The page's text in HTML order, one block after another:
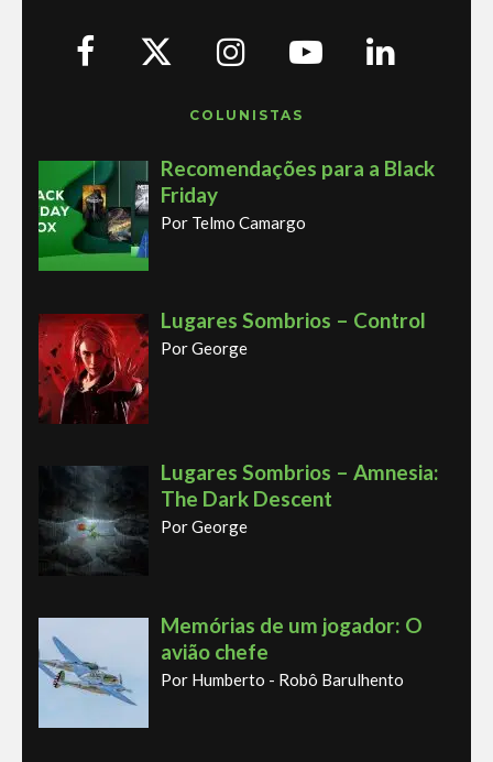
COLUNISTAS
Recomendações para a Black
Friday
Por Telmo Camargo
Lugares Sombrios – Control
Por George
Lugares Sombrios – Amnesia:
The Dark Descent
Por George
Memórias de um jogador: O
avião chefe
Por Humberto - Robô Barulhento